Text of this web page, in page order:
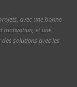
avec une bonne
motivation, et une
solutions avec les